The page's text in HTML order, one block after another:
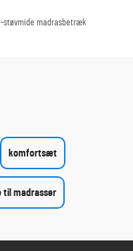
støvmide madrasbetræk
komfortsæt
til madrasser